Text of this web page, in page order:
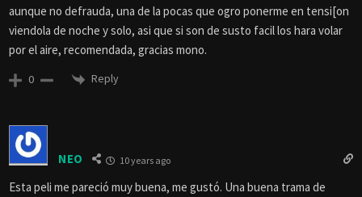
aunque no defrauda, una de la pocas que ogro ponerme en tensi[on
viendola de noche y solo, asi que si son de susto facil los hara volar
por el aire, recomendada, gracias mono.
0 Reply
NEO 10 years ago
Esta peli me pareció muy buena, me gustó. Una buena trama de